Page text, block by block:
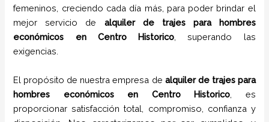
femeninos, creciendo cada día más, para poder brindar el
mejor servicio de alquiler de trajes para hombres
económicos en
Centro Historico, superando las
exigencias.
El propósito de nuestra empresa de alquiler de trajes para
hombres económicos en
Centro Historico , es
proporcionar satisfacción total, compromiso, confianza y